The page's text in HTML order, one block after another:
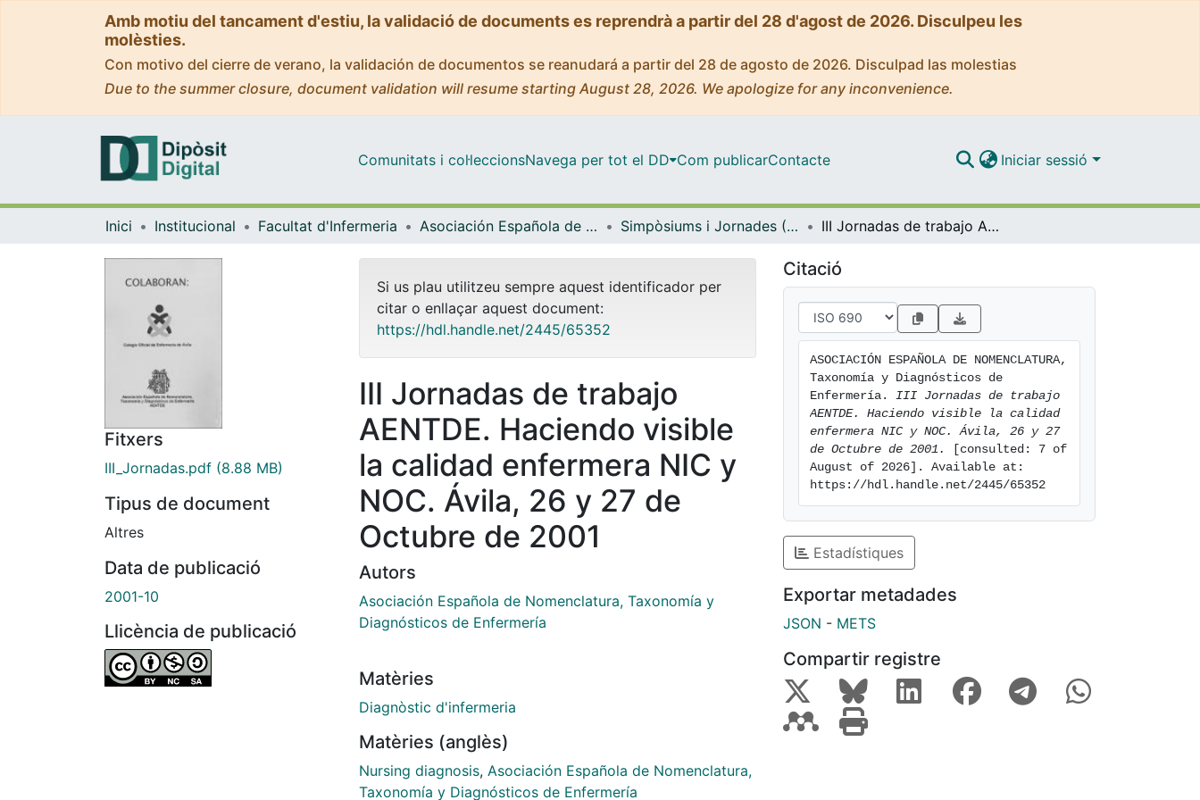
Amb motiu del tancament d'estiu, la validació de documents es reprendrà a partir del 28 d'agost de 2026. Disculpeu les
molèsties.
Con motivo del cierre de verano, la validación de documentos se reanudará a partir del 28 de agosto de 2026. Disculpad las molestias
Due to the summer closure, document validation will resume starting August 28, 2026. We apologize for any inconvenience.
Comunitats i col·leccionsNavega per tot el DD Com publicarContacte Iniciar sessió
Inici Institucional Facultat d'Infermeria Asociación Española de Nomenclatura, Taxonomía y Diagnósticos de Enfermería (AENTDE) Simpòsiums i Jornades (AENTDE) III Jornadas de trabajo AENTDE. Haciendo visible la calidad enfermera NIC y NOC. Ávila, 26 y 27 de Octubre de 2001
Fitxers
III_Jornadas.pdf (8.88 MB)
Tipus de document
Altres
Data de publicació
2001-10
Llicència de publicació
Si us plau utilitzeu sempre aquest identificador per
citar o enllaçar aquest document:
https://hdl.handle.net/2445/65352
III Jornadas de trabajo
AENTDE. Haciendo visible
la calidad enfermera NIC y
NOC. Ávila, 26 y 27 de
Octubre de 2001
Autors
Asociación Española de Nomenclatura, Taxonomía y
Diagnósticos de Enfermería
Matèries
Diagnòstic d'infermeria
Matèries (anglès)
Nursing diagnosis, Asociación Española de Nomenclatura,
Taxonomía y Diagnósticos de Enfermería
Citació
ASOCIACIÓN ESPAÑOLA DE NOMENCLATURA,
Taxonomía y Diagnósticos de
Enfermería. III Jornadas de trabajo
AENTDE. Haciendo visible la calidad
enfermera NIC y NOC. Ávila, 26 y 27
de Octubre de 2001.
[consulted: 7 of
August of 2026]. Available at:
https://hdl.handle.net/2445/65352
Estadístiques
Exportar metadades
JSON - METS
Compartir registre